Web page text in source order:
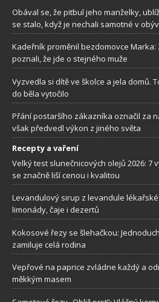
Obával se, že pitbul jeho manželky,
se stalo, když je nechali samotné v
Kadeřník proměnil bezdomovce Marka:
poznali, že jde o stejného muže
Vyzvedla si dítě ve školce a jela domů.
do běla vytočilo
Přání postaršího zákazníka označil za
však předvedl výkon z jiného světa
Recepty a vaření
Velký test slunečnicových olejů 2026: 7
se značně liší cenou i kvalitou
Levandulový sirup z levandule
limonády, čaje i dezertů
Kokosové řezy se šlehačkou:
zamiluje celá rodina
Vepřové na paprice zvládne každý a
měkkým masem